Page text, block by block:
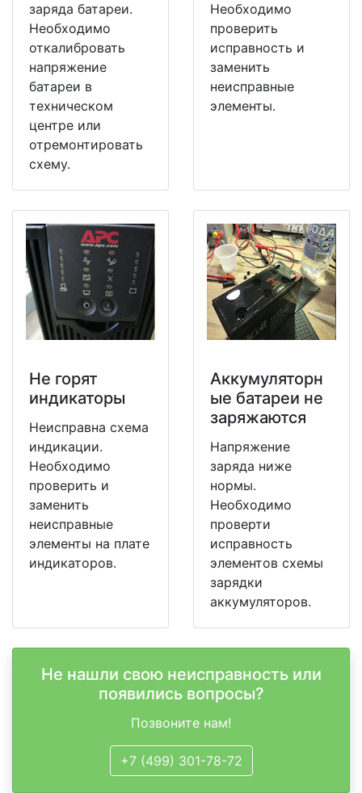
заряда батареи.
Необходимо
откалибровать
напряжение
батареи в
техническом
центре или
отремонтировать
схему.
Необходимо
проверить
исправность и
заменить
неисправные
элементы.
Не горят
индикаторы
Неисправна схема
индикации.
Необходимо
проверить и
заменить
неисправные
элементы на плате
индикаторов.
Аккумуляторн
ые батареи не
заряжаются
Напряжение
заряда ниже
нормы.
Необходимо
проверти
исправность
элементов схемы
зарядки
аккумуляторов.
Не нашли свою неисправность или
появились вопросы?
Позвоните нам!
+7 (499) 301-78-72